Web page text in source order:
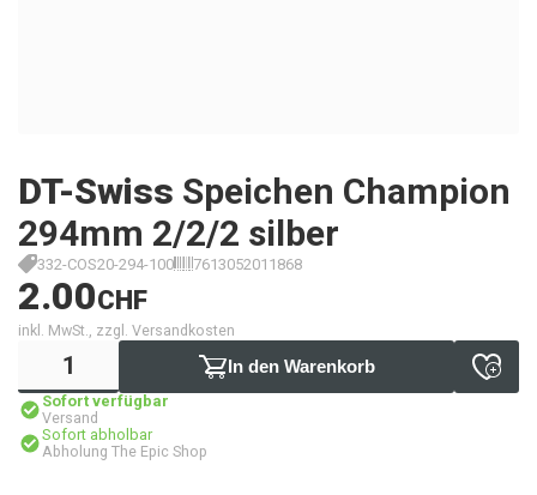
DT-Swiss Speichen Champion
294mm 2/2/2 silber
332-COS20-294-100 7613052011868
2.00CHF
inkl. MwSt., zzgl. Versandkosten
In den Warenkorb
Sofort verfügbar
Versand
Sofort abholbar
Abholung The Epic Shop